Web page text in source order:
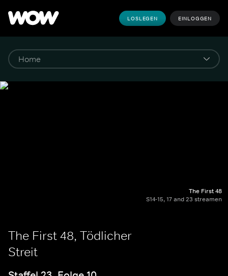
LOSLEGEN EINLOGGEN
The First 48
S14-15, 17 and 23 streamen
The First 48, Tödlicher
Streit